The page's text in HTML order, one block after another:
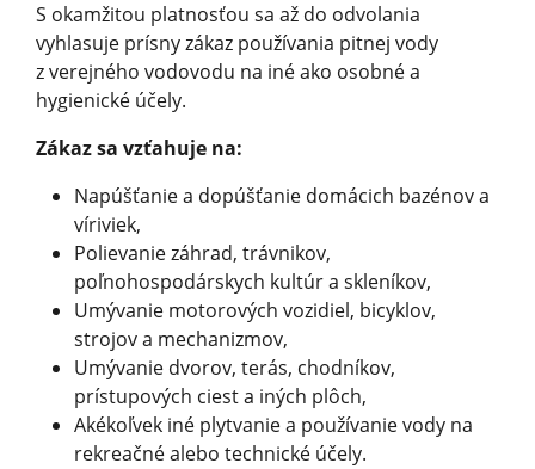
S okamžitou platnosťou sa až do odvolania
vyhlasuje prísny zákaz používania pitnej vody
z verejného vodovodu na iné ako osobné a
hygienické účely.
Zákaz sa vzťahuje na:
Napúšťanie a dopúšťanie domácich bazénov a
víriviek,
Polievanie záhrad, trávnikov,
poľnohospodárskych kultúr a skleníkov,
Umývanie motorových vozidiel, bicyklov,
strojov a mechanizmov,
Umývanie dvorov, terás, chodníkov,
prístupových ciest a iných plôch,
Akékoľvek iné plytvanie a používanie vody na
rekreačné alebo technické účely.